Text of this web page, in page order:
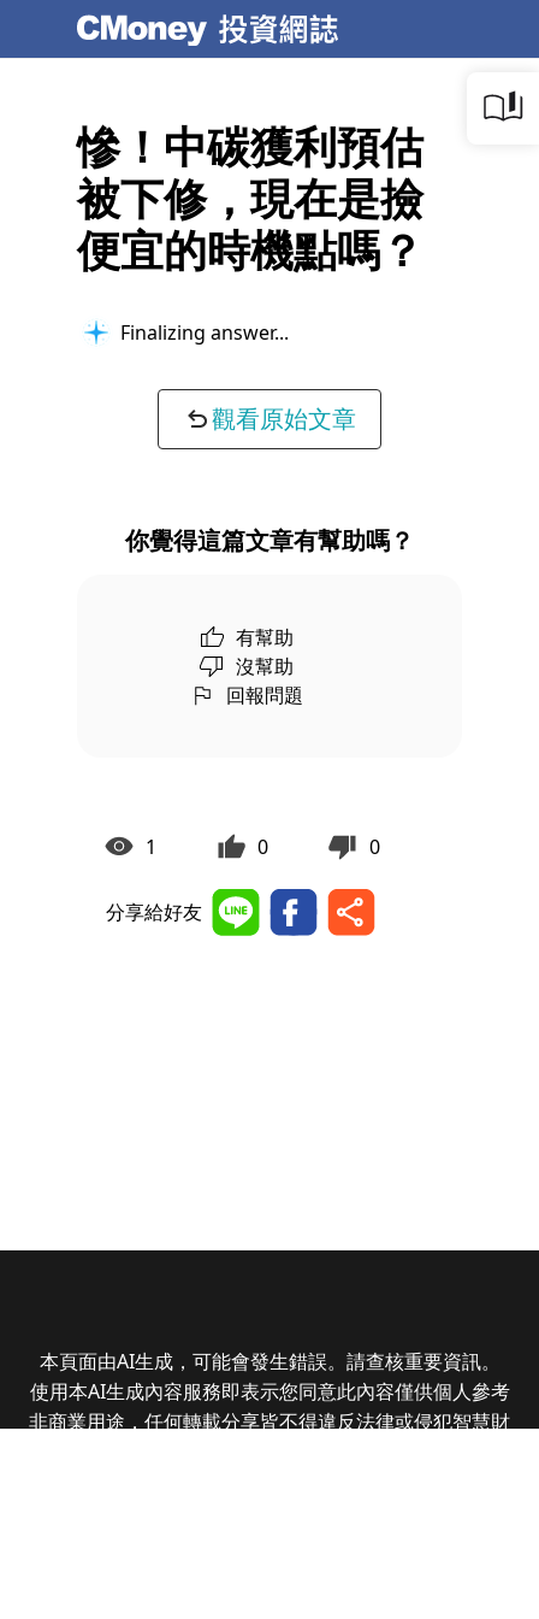
慘！中碳獲利預估
被下修，現在是撿
便宜的時機點嗎？
Finalizing answer...
觀看原始文章
你覺得這篇文章有幫助嗎？
有幫助
沒幫助
回報問題
1 0 0
分享給好友
本頁面由AI生成，可能會發生錯誤。請查核重要資訊。
使用本AI生成內容服務即表示您同意此內容僅供個人參考
非商業用途，任何轉載分享皆不得違反法律或侵犯智慧財